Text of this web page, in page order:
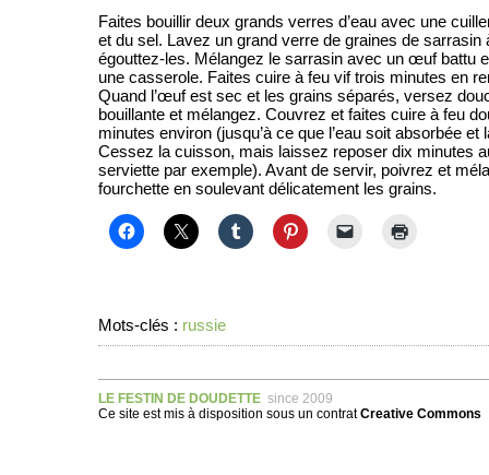
Faites bouillir deux grands verres d’eau avec une
et du sel. Lavez un grand verre de graines de sarrasin
égouttez-les. Mélangez le sarrasin avec un œuf battu
une casserole. Faites cuire à feu vif trois minutes en
Quand l’œuf est sec et les grains séparés, versez
bouillante et mélangez. Couvrez et faites cuire à feu
minutes environ (jusqu’à ce que l’eau soit absorbée et
Cessez la cuisson, mais laissez reposer dix minutes
serviette par exemple). Avant de servir, poivrez et
fourchette en soulevant délicatement les grains.
Mots-clés : russie
LE FESTIN DE DOUDETTE since 2009
Ce site est mis à disposition sous un contratCreative Commons